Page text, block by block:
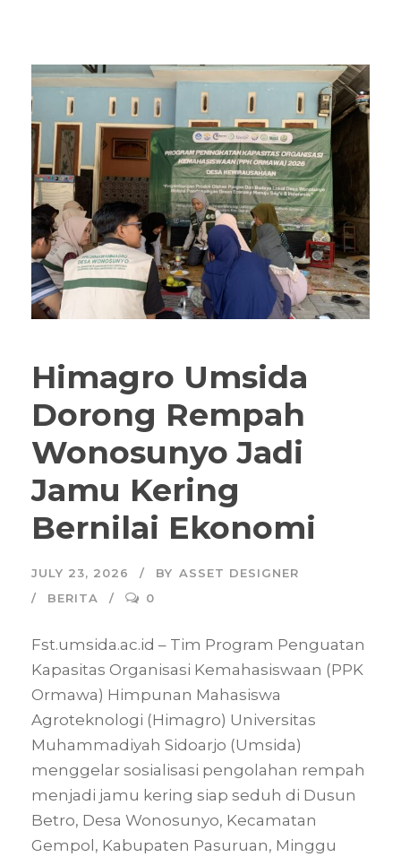
Himagro Umsida
Dorong Rempah
Wonosunyo Jadi
Jamu Kering
Bernilai Ekonomi
JULY 23, 2026 BY ASSET DESIGNER
BERITA
0
Fst.umsida.ac.id – Tim Program Penguatan
Kapasitas Organisasi Kemahasiswaan (PPK
Ormawa) Himpunan Mahasiswa
Agroteknologi (Himagro) Universitas
Muhammadiyah Sidoarjo (Umsida)
menggelar sosialisasi pengolahan rempah
menjadi jamu kering siap seduh di Dusun
Betro, Desa Wonosunyo, Kecamatan
Gempol, Kabupaten Pasuruan, Minggu